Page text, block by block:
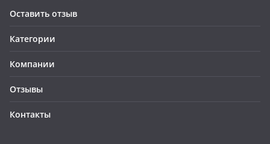
Оставить отзыв
Категории
Компании
Отзывы
Контакты